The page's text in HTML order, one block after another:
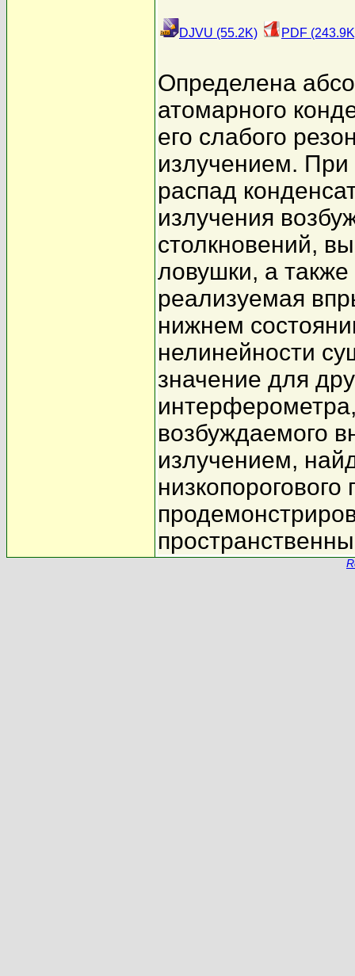
DJVU (55.2K) PDF
Определена
атомарного
его слабого
излучением.
распад
излучения
столкновений,
ловушки, а
реализуемая
нижнем
нелинейности
значение для
возбуждаемого
излучением,